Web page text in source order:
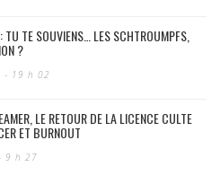
TU TE SOUVIENS… LES SCHTROUMPFS,
?
- 19 h 02
LE RETOUR DE LA LICENCE CULTE
ET BURNOUT
9 h 27